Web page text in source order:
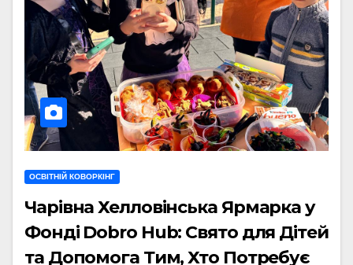
ОСВІТНІЙ КОВОРКІНГ
Чарівна Хелловінська Ярмарка у
Фонді Dobro Hub: Свято для Дітей
та Допомога Тим, Хто Потребує